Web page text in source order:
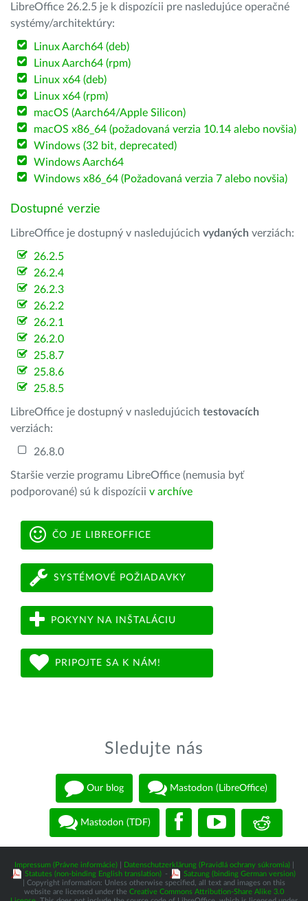
LibreOffice 26.2.5 je k dispozícii pre nasledujúce operačné
systémy/architektúry:
Linux Aarch64 (deb)
Linux Aarch64 (rpm)
Linux x64 (deb)
Linux x64 (rpm)
macOS (Aarch64/Apple Silicon)
macOS x86_64 (požadovaná verzia 10.14 alebo novšia)
Windows (32 bit, deprecated)
Windows Aarch64
Windows x86_64 (Požadovaná verzia 7 alebo novšia)
Dostupné verzie
LibreOffice je dostupný v nasledujúcich vydaných verziách:
26.2.5
26.2.4
26.2.3
26.2.2
26.2.1
26.2.0
25.8.7
25.8.6
25.8.5
LibreOffice je dostupný v nasledujúcich testovacích
verziách:
26.8.0
Staršie verzie programu LibreOffice (nemusia byť
podporované) sú k dispozícii v archíve
ČO JE LIBREOFFICE
SYSTÉMOVÉ POŽIADAVKY
POKYNY NA INŠTALÁCIU
PRIPOJTE SA K NÁM!
Sledujte nás
Our blog Mastodon (LibreOffice)
Mastodon (TDF)
Impressum (Právne informácie)| Datenschutzerklärung (Pravidlá ochrany súkromia)|
Statutes (non-binding English translation) -
Satzung (binding German version)
| Copyright information: Unless otherwise specified, all text and images on this
website are licensed under the Creative Commons Attribution-Share Alike 3.0